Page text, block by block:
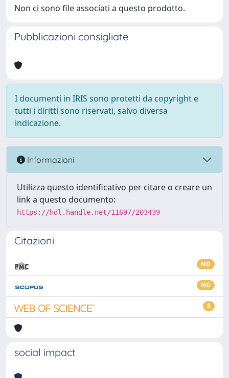
Non ci sono file associati a questo prodotto.
Pubblicazioni consigliate
I documenti in IRIS sono protetti da copyright e
tutti i diritti sono riservati, salvo diversa
indicazione.
Informazioni
Utilizza questo identificativo per citare o creare un
link a questo documento:
https://hdl.handle.net/11697/203439
Citazioni
ND
ND
8
social impact